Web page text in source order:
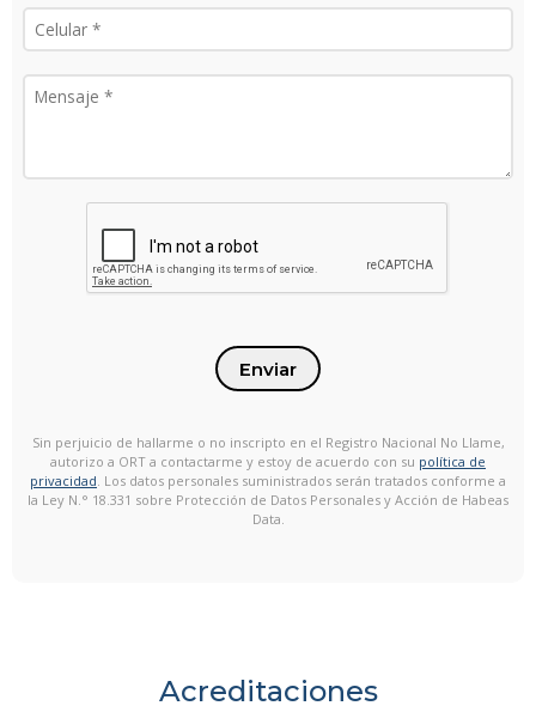
Enviar
Sin perjuicio de hallarme o no inscripto en el Registro Nacional No Llame,
autorizo a ORT a contactarme y estoy de acuerdo con su política de
privacidad. Los datos personales suministrados serán tratados conforme a
la Ley N.° 18.331 sobre Protección de Datos Personales y Acción de Habeas
Data.
Acreditaciones